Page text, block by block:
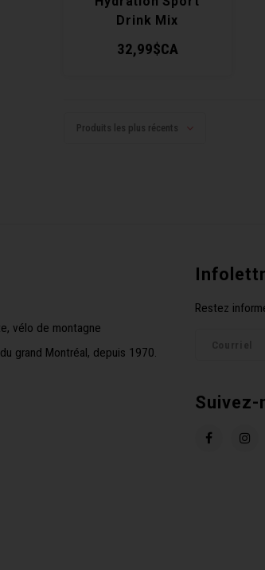
Drink Mix
32,99$CA
Produits les plus récents
vélo de montagne
grand Montréal, depuis 1970.
Restez
Suivez-